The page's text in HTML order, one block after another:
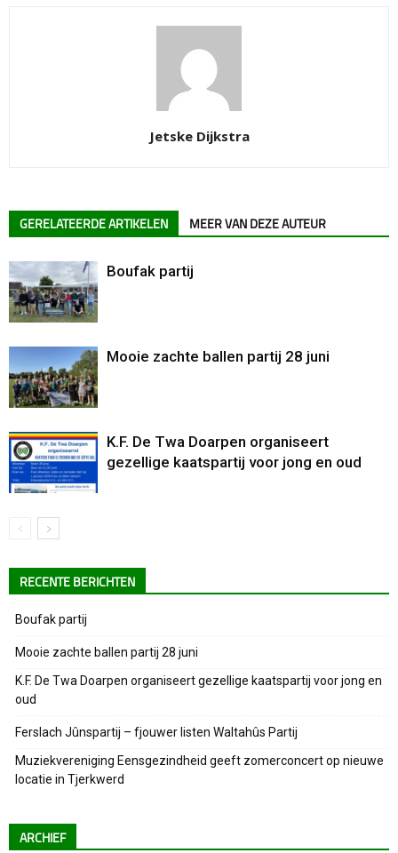
Jetske Dijkstra
GERELATEERDE ARTIKELEN MEER VAN DEZE AUTEUR
Boufak partij
Mooie zachte ballen partij 28 juni
K.F. De Twa Doarpen organiseert
gezellige kaatspartij voor jong en oud
RECENTE BERICHTEN
Boufak partij
Mooie zachte ballen partij 28 juni
K.F. De Twa Doarpen organiseert gezellige kaatspartij voor jong en
oud
Ferslach Jûnspartij – fjouwer listen Waltahûs Partij
Muziekvereniging Eensgezindheid geeft zomerconcert op nieuwe
locatie in Tjerkwerd
ARCHIEF